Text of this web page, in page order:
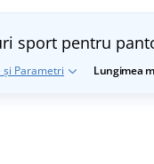
sport pentru
și Parametri Lungimea